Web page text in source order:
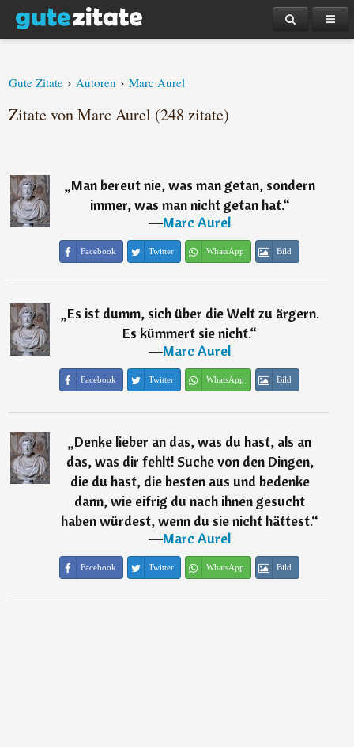
Gute Zitate › Autoren › Marc Aurel
Zitate von Marc Aurel (248 zitate)
„Man bereut nie, was man getan, sondern
immer, was man nicht getan hat.“
―Marc Aurel
Facebook Twitter WhatsApp Bild
„Es ist dumm, sich über die Welt zu ärgern.
Es kümmert sie nicht.“
―Marc Aurel
Facebook Twitter WhatsApp Bild
„Denke lieber an das, was du hast, als an
das, was dir fehlt! Suche von den Dingen,
die du hast, die besten aus und bedenke
dann, wie eifrig du nach ihnen gesucht
haben würdest, wenn du sie nicht hättest.“
―Marc Aurel
Facebook Twitter WhatsApp Bild